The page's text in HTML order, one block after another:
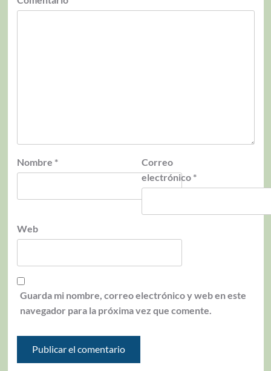
Nombre *
Correo
electrónico *
Web
Guarda mi nombre, correo electrónico y web en este
navegador para la próxima vez que comente.